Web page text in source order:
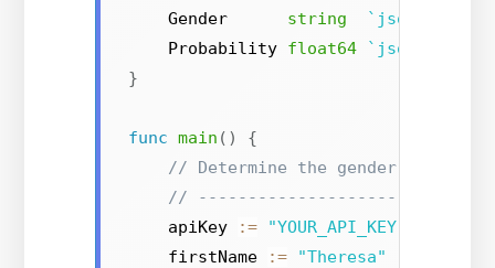
    Gender
string
    Probability
float64
}
func main ()
{
// Determine the gender of a
//
    apiKey
:= "YOUR_API_KEY"
    firstName
:= "Theresa"